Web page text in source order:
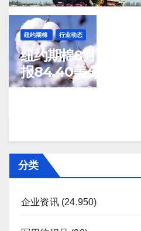
纽约期棉 行业动态
纽约期棉8月7日(周
报84.40美分/磅
J 8 月, 2026 TENG
分类
企业资讯(24,950)